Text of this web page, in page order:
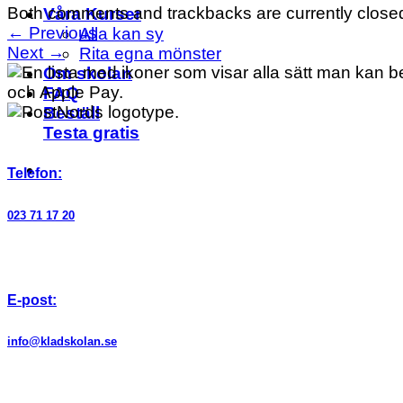
Våra Kurser
Alla kan sy
Rita egna mönster
Om skolan
FAQ
Beställ
Testa gratis
Both comments and trackbacks are currently
← Previous
Next →
Telefon:
023 71 17 20
E-post:
info@kladskolan.se